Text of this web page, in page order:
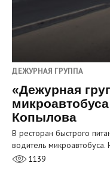
ДЕЖУРНАЯ ГРУППА
«Дежурная
Копылова
В ресторан быстрого
водитель
1139